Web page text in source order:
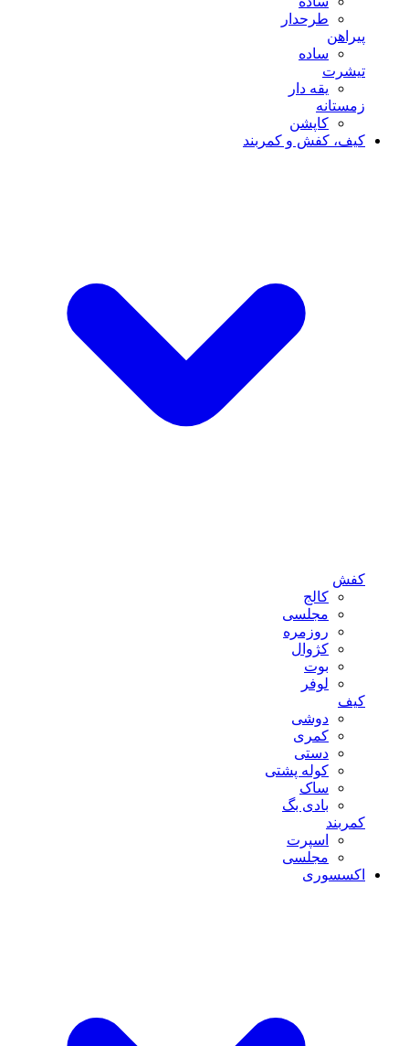
طرحدار
پیراهن
ساده
تیشرت
یقه دار
زمستانه
کاپشن
کیف، کفش و کمربند
کفش
کالج
مجلسی
روزمره
کژوال
بوت
لوفر
کیف
دوشی
کمری
دستی
کوله پشتی
ساک
بادی بگ
کمربند
اسپرت
مجلسی
اکسسوری